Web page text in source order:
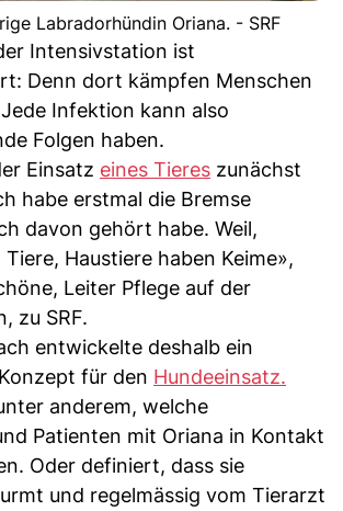
Labradorhündin Oriana. - SRF
Intensivstation ist
Denn dort kämpfen Menschen
Infektion kann also
Folgen haben.
Einsatz eines Tieres zunächst
habe erstmal die Bremse
davon gehört habe. Weil,
Haustiere haben Keime»,
Leiter Pflege auf der
zu SRF.
entwickelte deshalb ein
für den Hundeeinsatz.
anderem, welche
Patienten mit Oriana in Kontakt
Oder definiert, dass sie
und regelmässig vom Tierarzt